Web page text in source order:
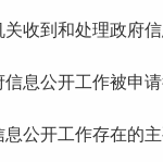
到和处理政府信
公开工作被申请
开工作存在的主